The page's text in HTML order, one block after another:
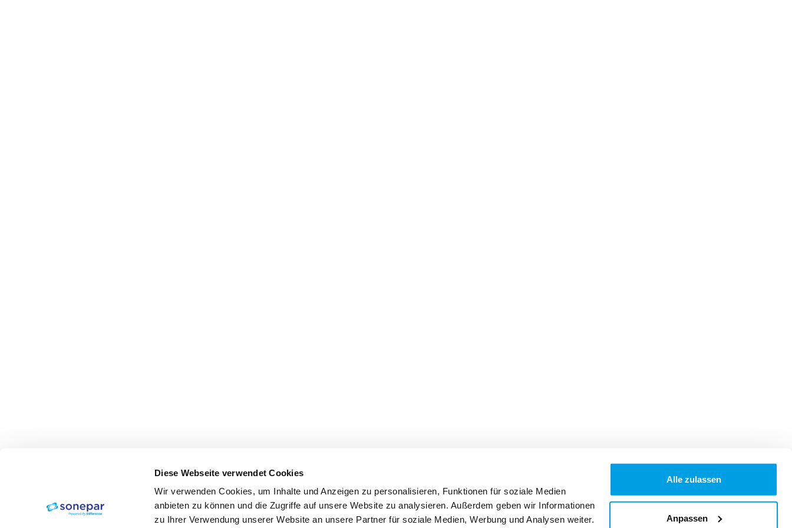
Diese Webseite verwendet Cookies
Wir verwenden Cookies, um Inhalte und Anzeigen zu personalisieren, Funktionen für soziale Medien
anbieten zu können und die Zugriffe auf unsere Website zu analysieren. Außerdem geben wir Informationen
zu Ihrer Verwendung unserer Website an unsere Partner für soziale Medien, Werbung und Analysen weiter.
Alle zulassen
Anpassen